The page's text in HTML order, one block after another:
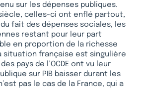
sur les dépenses publiques.
siècle, celles-ci ont enflé partout,
fait des dépenses sociales, les
restant pour leur part
en proportion de la richesse
situation française est singulière
pays de l’OCDE ont vu leur
sur PIB baisser durant les
pas le cas de la France, qui a